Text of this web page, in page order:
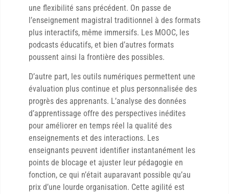
une flexibilité sans précédent. On passe de
l’enseignement magistral traditionnel à des formats
plus interactifs, même immersifs. Les MOOC, les
podcasts éducatifs, et bien d’autres formats
poussent ainsi la frontière des possibles.
D’autre part, les outils numériques permettent une
évaluation plus continue et plus personnalisée des
progrès des apprenants. L’analyse des données
d’apprentissage offre des perspectives inédites
pour améliorer en temps réel la qualité des
enseignements et des interactions. Les
enseignants peuvent identifier instantanément les
points de blocage et ajuster leur pédagogie en
fonction, ce qui n’était auparavant possible qu’au
prix d’une lourde organisation. Cette agilité est